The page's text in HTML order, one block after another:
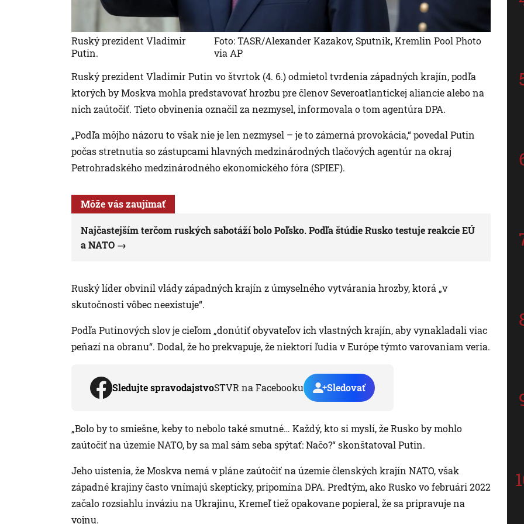
Ruský prezident Vladimir
Putin.
Foto: TASR/Alexander Kazakov, Sputnik, Kremlin Pool Photo
via AP
Ruský prezident Vladimir Putin vo štvrtok (4. 6.) odmietol tvrdenia západných krajín, podľa
ktorých by Moskva mohla predstavovať hrozbu pre členov Severoatlantickej aliancie alebo na
nich zaútočiť. Tieto obvinenia označil za nezmysel, informovala o tom agentúra DPA.
„Podľa môjho názoru to však nie je len nezmysel – je to zámerná provokácia,“ povedal Putin
počas stretnutia so zástupcami hlavných medzinárodných tlačových agentúr na okraj
Petrohradského medzinárodného ekonomického fóra (SPIEF).
Môže vás zaujímať
Najčastejším terčom ruských sabotáží bolo Poľsko. Podľa štúdie Rusko testuje reakcie EÚ
a NATO
Ruský líder obvinil vlády západných krajín z úmyselného vytvárania hrozby, ktorá „v
skutočnosti vôbec neexistuje“.
Podľa Putinových slov je cieľom „donútiť obyvateľov ich vlastných krajín, aby vynakladali viac
peňazí na obranu“. Dodal, že ho prekvapuje, že niektorí ľudia v Európe týmto varovaniam veria.
Sledujte spravodajstvoSTVR na Facebooku Sledovať
„Bolo by to smiešne, keby to nebolo také smutné… Každý, kto si myslí, že Rusko by mohlo
zaútočiť na územie NATO, by sa mal sám seba spýtať: Načo?“ skonštatoval Putin.
Jeho uistenia, že Moskva nemá v pláne zaútočiť na územie členských krajín NATO, však
západné krajiny často vnímajú skepticky, pripomína DPA. Predtým, ako Rusko vo februári 2022
začalo rozsiahlu inváziu na Ukrajinu, Kremeľ tiež opakovane popieral, že sa pripravuje na
vojnu.